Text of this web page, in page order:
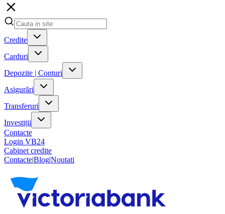
Credite
Carduri
Depozite | Conturi
Asigurări
Transferuri
Investiții
Contacte
Login VB24
Cabinet credite
Contacte|Blog|Noutati